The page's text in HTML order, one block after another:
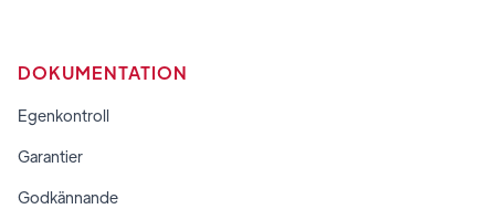
DOKUMENTATION
Egenkontroll
Garantier
Godkännande